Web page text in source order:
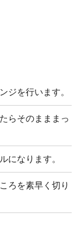
ジを行います。
らそのまままっ
になります。
ろを素早く切り